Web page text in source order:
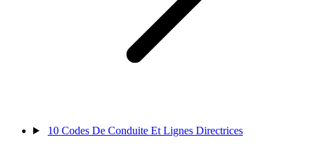
10 Codes De Conduite Et Lignes Directrices